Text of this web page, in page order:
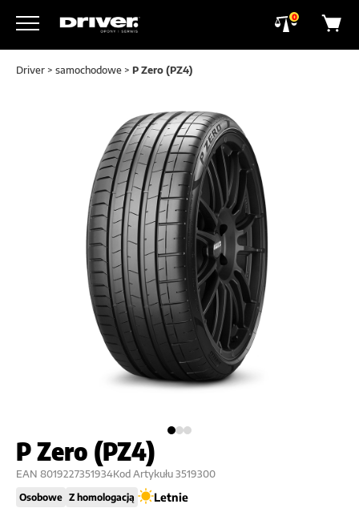
0
Driver > samochodowe > P Zero (PZ4)
P Zero (PZ4)
EAN 8019227351934Kod Artykułu 3519300
Osobowe Z homologacją Letnie